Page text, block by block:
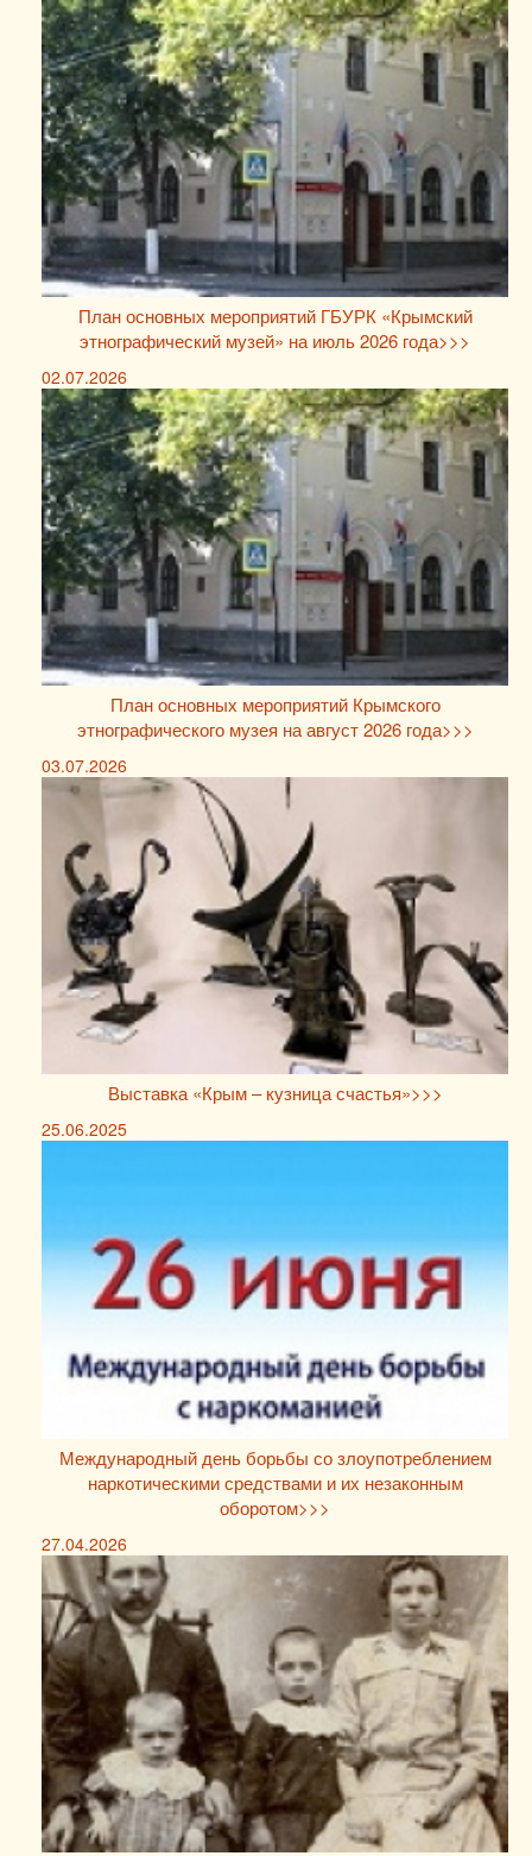
План основных мероприятий ГБУРК «Крымский
этнографический музей» на июль 2026 года>>>
02.07.2026
План основных мероприятий Крымского
этнографического музея на август 2026 года>>>
03.07.2026
Выставка «Крым – кузница счастья»>>>
25.06.2025
Международный день борьбы со злоупотреблением
наркотическими средствами и их незаконным
оборотом>>>
27.04.2026